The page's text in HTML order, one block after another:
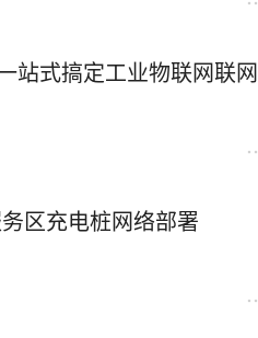
站式搞定工业物联网联网
区充电桩网络部署